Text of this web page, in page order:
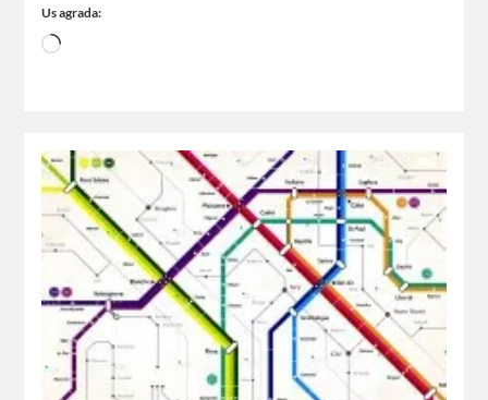
Us agrada: